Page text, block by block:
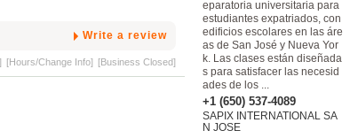
Write a review
[Hours/Change Info] [Business Closed]
eparatoria universitaria para
estudiantes expatriados, con
edificios escolares en las áre
as de San José y Nueva Yor
k. Las clases están diseñada
s para satisfacer las necesid
ades de los ...
+1 (650) 537-4089
SAPIX INTERNATIONAL SA
N JOSE